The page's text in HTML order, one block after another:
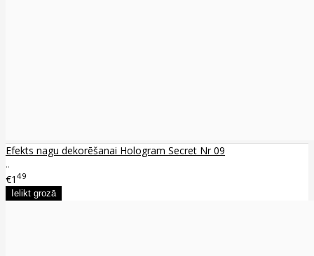
Efekts nagu dekorēšanai Hologram Secret Nr 09
..
€1 49